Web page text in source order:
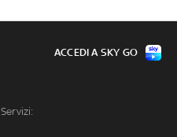
Servizi:
ACCEDI A SKY GO